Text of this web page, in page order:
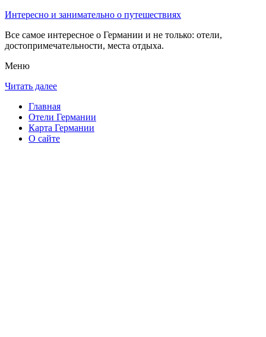
Интересно и занимательно о путешествиях
Все самое интересное о Германии и не только: отели,
достопримечательности, места отдыха.
Меню
Читать далее
Главная
Отели Германии
Карта Германии
О сайте